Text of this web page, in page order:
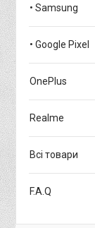
• Samsung
• Google Pixel
OnePlus
Realme
Всі товари
F.A.Q